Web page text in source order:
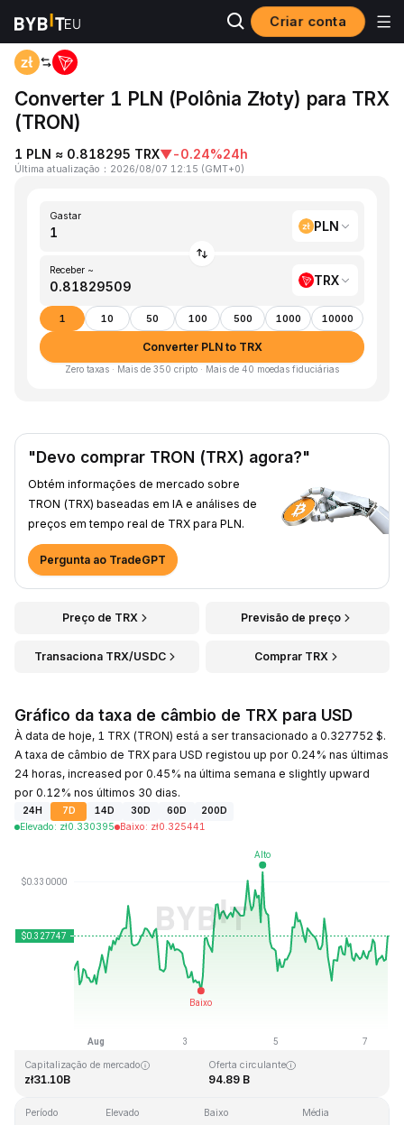
Criar conta
Página inicial
Converter 1 PLN (Polônia Złoty) para TRX
(TRON)
1 PLN ≈ 0.818295 TRX▼-0.24%24h
Última atualização ： 2026/08/07 12:15 (GMT+0)
Gastar
PLN
Receber ~
TRX
1 10 50 100 500 1000 10000
Converter PLN to TRX
Zero taxas · Mais de 350 cripto · Mais de 40 moedas fiduciárias
"Devo comprar TRON (TRX) agora?"
Obtém informações de mercado sobre
TRON (TRX) baseadas em IA e análises de
preços em tempo real de TRX para PLN.
Pergunta ao TradeGPT
Preço de TRX Previsão de preço
Transaciona TRX/USDC Comprar TRX
Gráfico da taxa de câmbio de TRX para USD
À data de hoje, 1 TRX (TRON) está a ser transacionado a 0.327752 $.
A taxa de câmbio de TRX para USD registou up por 0.24% nas últimas
24 horas, increased por 0.45% na última semana e slightly upward
por 0.12% nos últimos 30 dias.
24H 7D 14D 30D 60D
200D
Elevado: zł0.330395 Baixo: zł0.325441
Última atualização: 2026-08-07, 12:15 GMT+0
Capitalização de mercado
zł31.10B
Oferta circulante
94.89 B
Período Elevado Baixo Média